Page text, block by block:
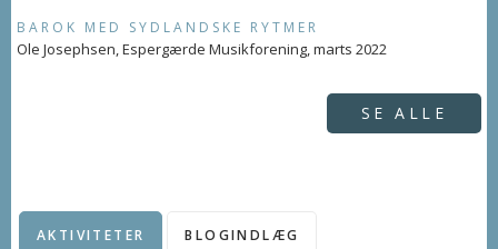
BAROK MED SYDLANDSKE RYTMER
Ole Josephsen, Espergærde Musikforening, marts 2022
SE ALLE
AKTIVITETER BLOGINDLÆG